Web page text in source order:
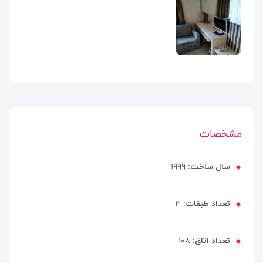
مشخصات
سال ساخت: ۱۹۹۹
تعداد طبقات: ۳
تعداد اتاق: ۱۰۸